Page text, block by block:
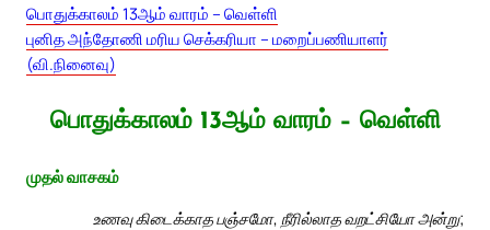
பொதுக்காலம் 13ஆம் வாரம் – வெள்ளி
புனித அந்தோணி மரிய செக்கரியா – மறைப்பணியாளர்
(வி.நினைவு)
பொதுக்காலம் 13ஆம் வாரம் – வெள்ளி
முதல் வாசகம்
உணவு கிடைக்காத பஞ்சமோ, நீரில்லாத வறட்சியோ அன்று;